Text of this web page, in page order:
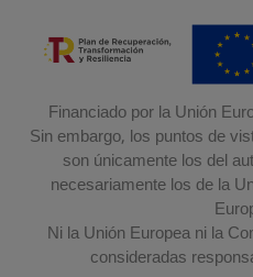
Financiado por la Unión
Sin embargo, los puntos de
son únicamente los del
necesariamente los de la
Ni la Unión Europea ni la
consideradas